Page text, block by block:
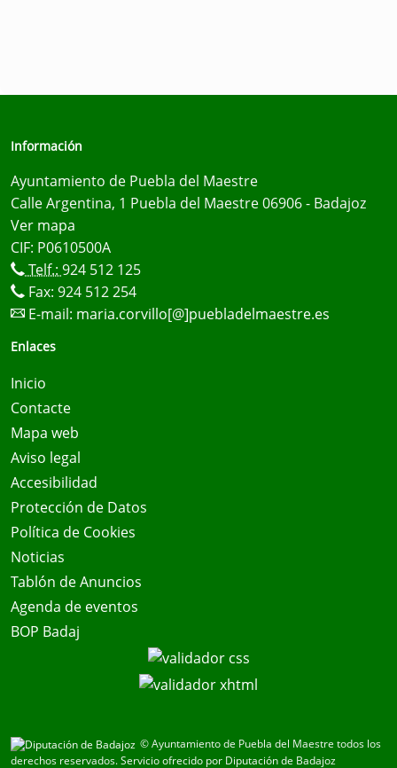
Información
Ayuntamiento de Puebla del Maestre
Calle Argentina, 1 Puebla del Maestre 06906 - Badajoz
Ver mapa
CIF: P0610500A
Telf.: 924 512 125
Fax: 924 512 254
E-mail: maria.corvillo[@]puebladelmaestre.es
Enlaces
Inicio
Contacte
Mapa web
Aviso legal
Accesibilidad
Protección de Datos
Política de Cookies
Noticias
Tablón de Anuncios
Agenda de eventos
BOP Badaj
© Ayuntamiento de Puebla del Maestre todos los
derechos reservados.Servicio ofrecido por Diputación de Badajoz